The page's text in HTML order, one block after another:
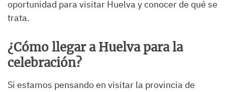
oportunidad para visitar Huelva y conocer de qué se
trata.
¿Cómo llegar a Huelva para la
celebración?
Si estamos pensando en visitar la provincia de